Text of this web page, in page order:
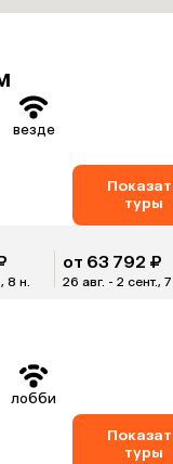
везде
туры
8 н.
от 63 792 ₽
26 авг. - 2 сент., 7
лобби
туры